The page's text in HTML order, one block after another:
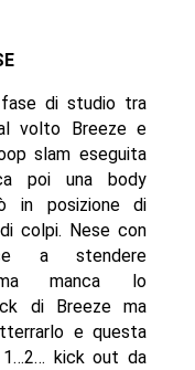
fase di studio tra
volto Breeze e
slam eseguita
poi una body
in posizione di
colpi. Nese con
a stendere
ma manca lo
di Breeze ma
e questa
kick out da